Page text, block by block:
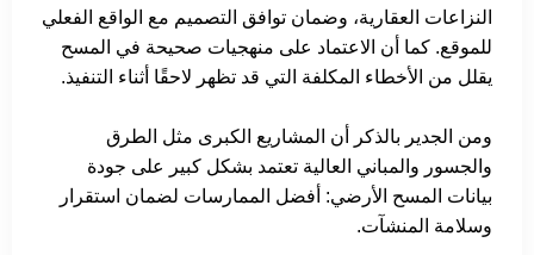
النزاعات العقارية، وضمان توافق التصميم مع الواقع الفعلي
للموقع. كما أن الاعتماد على منهجيات صحيحة في المسح
يقلل من الأخطاء المكلفة التي قد تظهر لاحقًا أثناء التنفيذ.
ومن الجدير بالذكر أن المشاريع الكبرى مثل الطرق
والجسور والمباني العالية تعتمد بشكل كبير على جودة
بيانات المسح الأرضي: أفضل الممارسات لضمان استقرار
وسلامة المنشآت.